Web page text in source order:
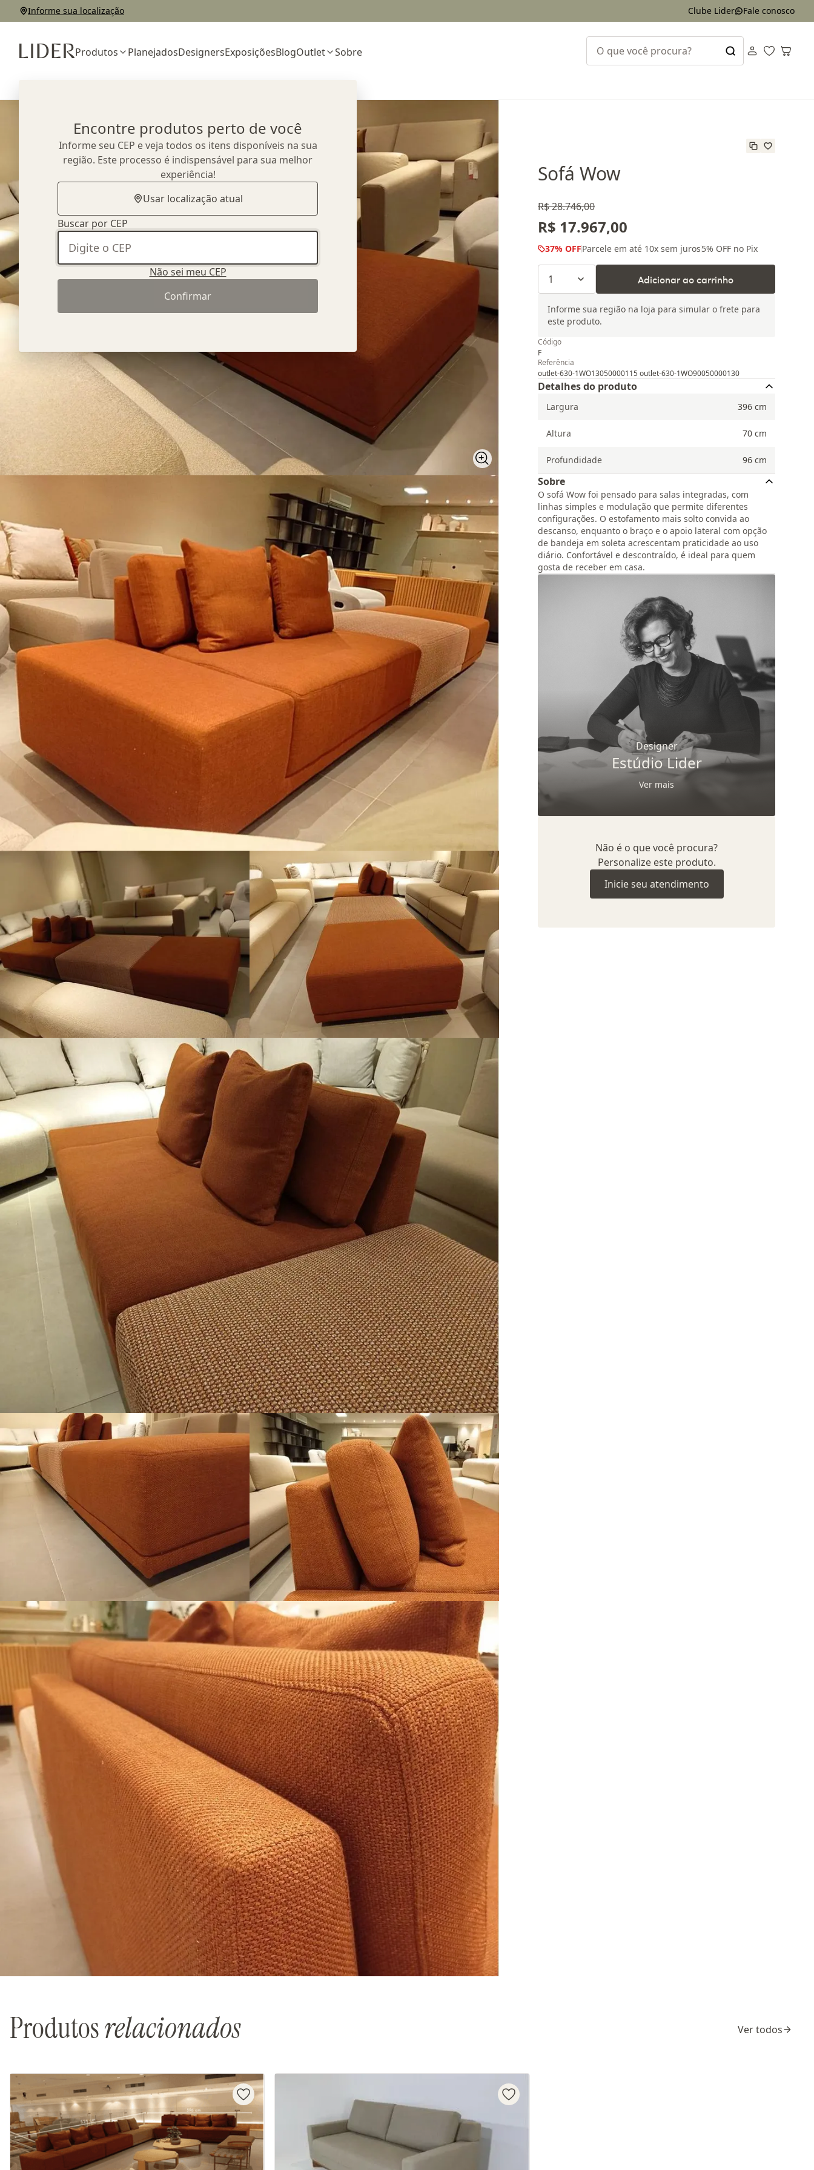
Informe sua localização Clube Lider Fale conosco
Produtos PlanejadosDesignersExposiçõesBlogOutlet Sobre
Encontre produtos perto de você
Informe seu CEP e veja todos os itens disponíveis na sua
região. Este processo é indispensável para sua melhor
experiência!
Usar localização atual
Buscar por CEP
Não sei meu CEP
Confirmar
Sofá Wow
R$ 28.746,00
R$ 17.967,00
37% OFFParcele em até 10x sem juros5% OFF no Pix
1 Adicionar ao carrinho
Informe sua região na loja para simular o frete para
este produto.
Código
F
Referência
outlet-630-1WO13050000115 outlet-630-1WO90050000130
Detalhes do produto
Largura 396 cm
Altura 70 cm
Profundidade 96 cm
Sobre
O sofá Wow foi pensado para salas integradas, com
linhas simples e modulação que permite diferentes
configurações. O estofamento mais solto convida ao
descanso, enquanto o braço e o apoio lateral com opção
de bandeja em soleta acrescentam praticidade ao uso
diário. Confortável e descontraído, é ideal para quem
gosta de receber em casa.
Designer
Estúdio Lider
Ver mais
Não é o que você procura?
Personalize este produto.
Inicie seu atendimento
Produtos relacionados Ver todos